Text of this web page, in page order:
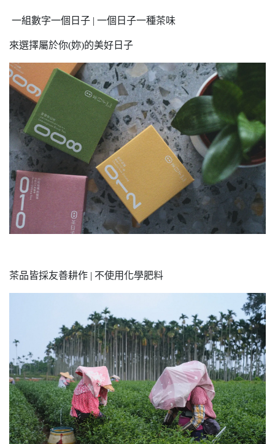
一組數字一個日子 | 一個日子一種茶味
來選擇屬於你(妳)的美好日子
茶品皆採友善耕作 | 不使用化學肥料